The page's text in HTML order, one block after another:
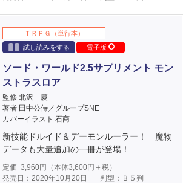
ＴＲＰＧ（単行本）
試し読みをする
電子版
ソード・ワールド2.5サプリメント モン
ストラスロア
監修 北沢 慶
著者 田中公侍／グループSNE
カバーイラスト 石商
新技能ドルイド＆デーモンルーラー！ 魔物
データも大量追加の一冊が登場！
定価 3,960円（本体3,600円＋税）
発売日：2020年10月20日
判型：Ｂ５判